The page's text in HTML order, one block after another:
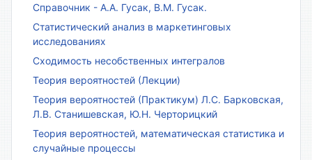
Справочник - А.А. Гусак, В.М. Гусак.
Статистический анализ в маркетинговых
исследованиях
Сходимость несобственных интегралов
Теория вероятностей (Лекции)
Теория вероятностей (Практикум) Л.С. Барковская,
Л.В. Станишевская, Ю.Н. Черторицкий
Теория вероятностей, математическая статистика и
случайные процессы